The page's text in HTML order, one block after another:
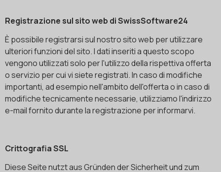
Registrazione sul sito web di SwissSoftware24
È possibile registrarsi sul nostro sito web per utilizzare
ulteriori funzioni del sito. I dati inseriti a questo scopo
vengono utilizzati solo per l'utilizzo della rispettiva offerta
o servizio per cui vi siete registrati. In caso di modifiche
importanti, ad esempio nell'ambito dell'offerta o in caso di
modifiche tecnicamente necessarie, utilizziamo l'indirizzo
e-mail fornito durante la registrazione per informarvi.
Crittografia SSL
Diese Seite nutzt aus Gründen der Sicherheit und zum